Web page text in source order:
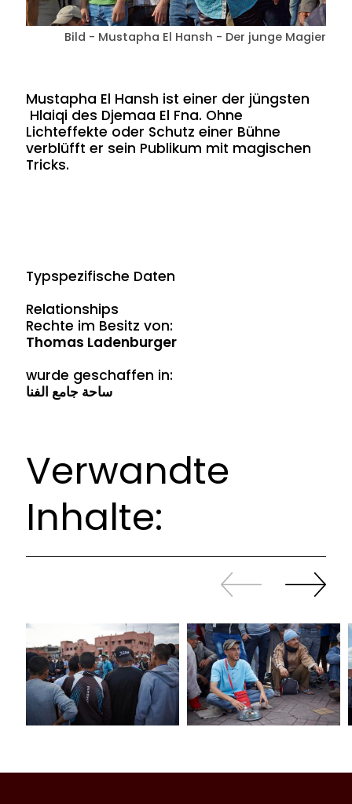
Bild - Mustapha El Hansh - Der junge Magier
Mustapha El Hansh ist einer der jüngsten
Hlaiqi des Djemaa El Fna. Ohne
Lichteffekte oder Schutz einer Bühne
verblüfft er sein Publikum mit magischen
Tricks.
Typspezifische Daten
Relationships
Rechte im Besitz von:
Thomas Ladenburger
wurde geschaffen in:
ساحة جامع الفنا
Verwandte
Inhalte:
Zurück
sliden
Weiter
sliden